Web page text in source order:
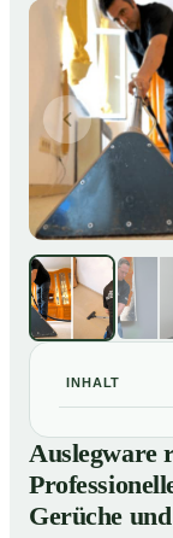
INHALT
01 Auslegware
Reinigung
02
So wird
gereinigt
Auslegware
Gerüche